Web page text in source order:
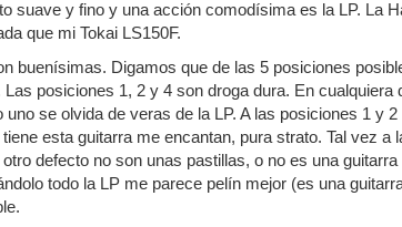
suave y fino y una acción comodísima es la LP. La
que mi Tokai LS150F.
buenísimas. Digamos que de las 5 posiciones
posiciones 1, 2 y 4 son droga dura. En cualquiera
se olvida de veras de la LP. A las posiciones 1 y
esta guitarra me encantan, pura strato. Tal vez a
defecto no son unas pastillas, o no es una
todo la LP me parece pelín mejor (es una